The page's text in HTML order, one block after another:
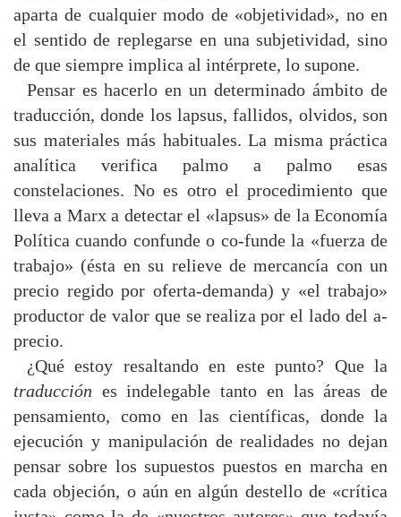
aparta de cualquier modo de «objetividad», no en
el sentido de replegarse en una subjetividad, sino
de que siempre implica al intérprete, lo supone.
Pensar es hacerlo en un determinado ámbito de
traducción, donde los lapsus, fallidos, olvidos, son
sus materiales más habituales. La misma práctica
analítica verifica palmo a palmo esas
constelaciones. No es otro el procedimiento que
lleva a Marx a detectar el «lapsus» de la Economía
Política cuando confunde o co-funde la «fuerza de
trabajo» (ésta en su relieve de mercancía con un
precio regido por oferta-demanda) y «el trabajo»
productor de valor que se realiza por el lado del a-
precio.
¿Qué estoy resaltando en este punto? Que la
traducción es indelegable tanto en las áreas de
pensamiento, como en las científicas, donde la
ejecución y manipulación de realidades no dejan
pensar sobre los supuestos puestos en marcha en
cada objeción, o aún en algún destello de «crítica